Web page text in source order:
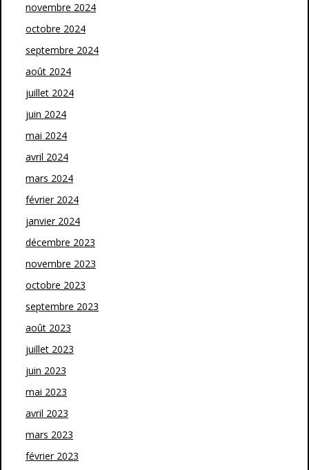
novembre 2024
octobre 2024
septembre 2024
août 2024
juillet 2024
juin 2024
mai 2024
avril 2024
mars 2024
février 2024
janvier 2024
décembre 2023
novembre 2023
octobre 2023
septembre 2023
août 2023
juillet 2023
juin 2023
mai 2023
avril 2023
mars 2023
février 2023